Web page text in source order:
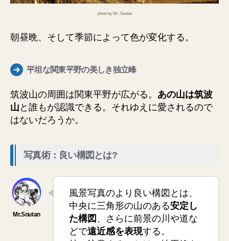
photo by Mr. Soutan
朝昼晩、そして季節によって色が変化する。
平坦な関東平野の美しき独立峰
筑波山の周囲は関東平野が広がる。 あの山は筑波
山 と誰もが認識できる。それゆえに愛されるので
はないだろうか。
写真術：良い構図とは?
風景写真のより良い構図とは、
中央に三角形の山のある安定し
た構図 、さらに前景の川や道な
どで遠近感を表現する。